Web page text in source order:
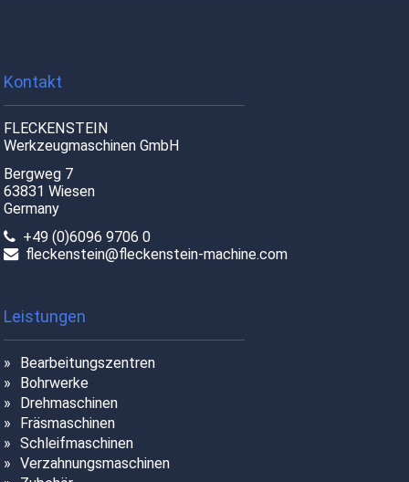
Kontakt
FLECKENSTEIN
Werkzeugmaschinen GmbH
Bergweg 7
63831 Wiesen
Germany
+49 (0)6096 9706 0
fleckenstein@fleckenstein-machine.com
Leistungen
Bearbeitungszentren
Bohrwerke
Drehmaschinen
Fräsmaschinen
Schleifmaschinen
Verzahnungsmaschinen